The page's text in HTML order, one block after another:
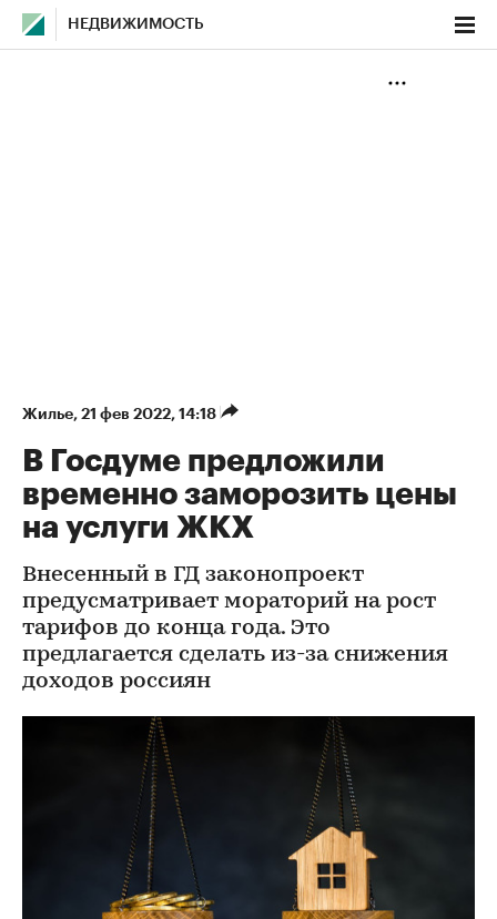
НЕДВИЖИМОСТЬ
Жилье⁠, 21 фев 2022, 14:18
В Госдуме предложили
временно заморозить цены
на услуги ЖКХ
Внесенный в ГД законопроект
предусматривает мораторий на рост
тарифов до конца года. Это
предлагается сделать из-за снижения
доходов россиян